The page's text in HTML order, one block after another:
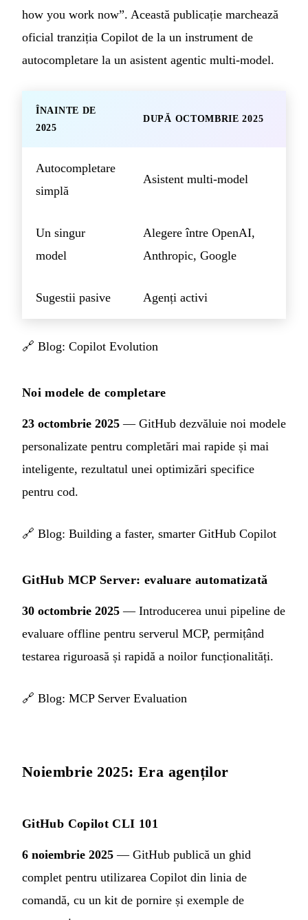
how you work now”. Această publicație marchează
oficial tranziția Copilot de la un instrument de
autocompletare la un asistent agentic multi-model.
ÎNAINTE DE
2025
DUPĂ OCTOMBRIE 2025
Autocompletare
simplă
Asistent multi-model
Un singur
model
Alegere între OpenAI,
Anthropic, Google
Sugestii pasive Agenți activi
🔗 Blog: Copilot Evolution
Noi modele de completare
23 octombrie 2025 — GitHub dezvăluie noi modele
personalizate pentru completări mai rapide și mai
inteligente, rezultatul unei optimizări specifice
pentru cod.
🔗 Blog: Building a faster, smarter GitHub Copilot
GitHub MCP Server: evaluare automatizată
30 octombrie 2025 — Introducerea unui pipeline de
evaluare offline pentru serverul MCP, permițând
testarea riguroasă și rapidă a noilor funcționalități.
🔗 Blog: MCP Server Evaluation
Noiembrie 2025: Era agenților
GitHub Copilot CLI 101
6 noiembrie 2025 — GitHub publică un ghid
complet pentru utilizarea Copilot din linia de
comandă, cu un kit de pornire și exemple de